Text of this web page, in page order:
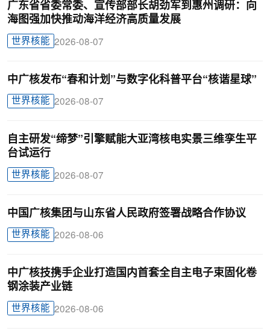
广东省省委常委、宣传部部长胡劲军到惠州调研：向
海图强加快推动海洋经济高质量发展
世界核能 2026-08-07
中广核发布“春和计划”与数字化科普平台“核谐星球”
世界核能 2026-08-07
自主研发“缔梦”引擎赋能大亚湾核电实景三维孪生平
台试运行
世界核能 2026-08-07
中国广核集团与山东省人民政府签署战略合作协议
世界核能 2026-08-06
中广核技携手企业打造国内首套全自主电子束固化卷
钢涂装产业链
世界核能 2026-08-06